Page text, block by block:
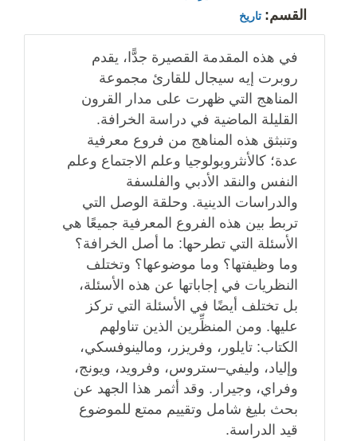
القسم: تاريخ
في هذه المقدمة القصيرة جدًّا، يقدم
روبرت إيه سيجال للقارئ مجموعة
المناهج التي ظهرت على مدار القرون
القليلة الماضية في دراسة الخرافة.
وتنبثق هذه المناهج من فروع معرفية
عدة؛ كالأنثروبولوجيا وعلم الاجتماع وعلم
النفس والنقد الأدبي والفلسفة
والدراسات الدينية. وحلقة الوصل التي
تربط بين هذه الفروع المعرفية جميعًا هي
الأسئلة التي تطرحها: ما أصل الخرافة؟
وما وظيفتها؟ وما موضوعها؟ وتختلف
النظريات في إجاباتها عن هذه الأسئلة،
بل تختلف أيضًا في الأسئلة التي تركز
عليها. ومن المنظِّرين الذين تناولهم
الكتاب: تايلور، وفريزر، ومالينوفسكي،
وإلياد، وليفي–ستروس، وفرويد، ويونج،
وفراي، وجيرار. وقد أثمر هذا الجهد عن
بحث بليغ شامل وتقييم ممتع للموضوع
قيد الدراسة.